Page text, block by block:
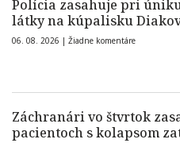
Polícia zasahuje pri
látky na kúpalisku
06. 08. 2026 | Žiadne komentáre
Záchranári vo štvrtok
pacientoch s kolapsom